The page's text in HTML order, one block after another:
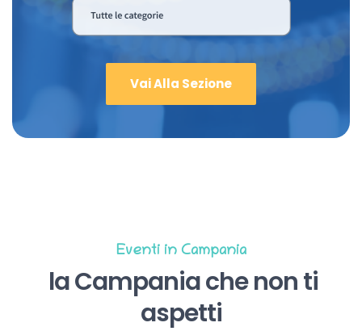
Vai Alla Sezione
Eventi in Campania
la Campania che non ti
aspetti